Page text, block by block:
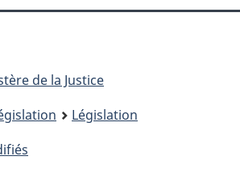
de la Justice
Législation